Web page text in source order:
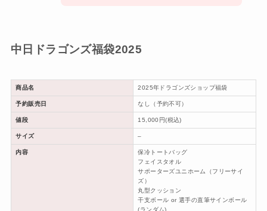
中日ドラゴンズ福袋2025
商品名 2025年ドラゴンズショップ福袋
予約販売日 なし（予約不可）
値段 15,000円(税込)
サイズ –
内容
保冷トートバッグ
フェイスタオル
サポーターズユニホーム（フリーサイ
ズ）
丸型クッション
干支ボール or 選手の直筆サインボール
(ランダム)